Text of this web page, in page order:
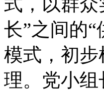
长”之间的
模式，初
理。党小